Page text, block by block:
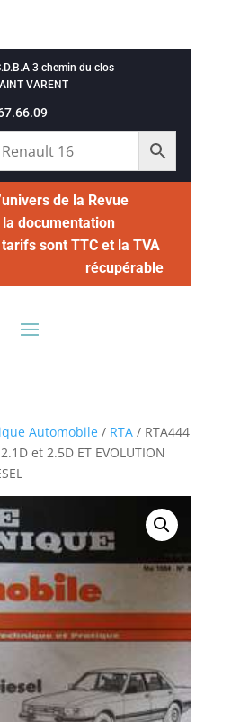
3 chemin du clos
VARENT
de la Revue
documentation
sont TTC et la TVA
récupérable
Automobile/ RTA/ RTA444
et 2.5D ET EVOLUTION